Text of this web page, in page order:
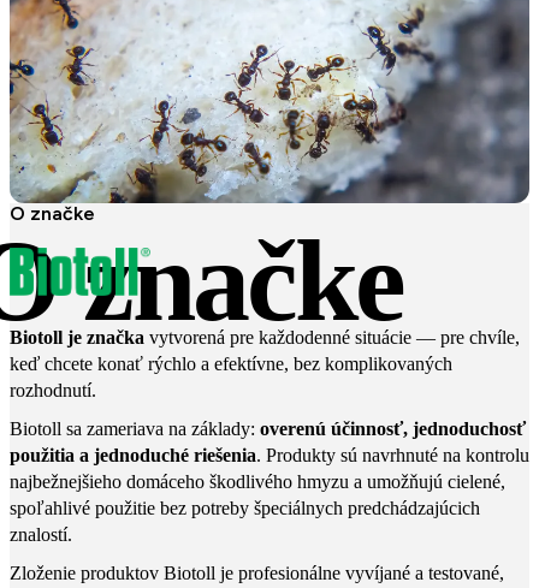
značke
O značke
Biotoll je značka vytvorená pre každodenné situácie — pre chvíle,
keď chcete konať rýchlo a efektívne, bez komplikovaných
rozhodnutí.
Biotoll sa zameriava na základy: overenú účinnosť, jednoduchosť
použitia a jednoduché riešenia. Produkty sú navrhnuté na kontrolu
najbežnejšieho domáceho škodlivého hmyzu a umožňujú cielené,
spoľahlivé použitie bez potreby špeciálnych predchádzajúcich
znalostí.
Zloženie produktov Biotoll je profesionálne vyvíjané a testované,